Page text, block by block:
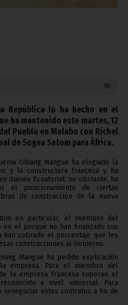
República lo ha hecho en el
ha mantenido este martes, 12
Pueblo en Malabo con Richel
de Sogea Satom para África.
Obiang Mangue ha elogiado la
y la constructora francesa y ha
Guinea Ecuatorial; no obstante, ha
el posicionamiento de ciertas
de construcción de la nueva
en particular, el miembro del
en el porqué no han finalizado sus
han cobrado el porcentaje que les
construcciones al Gobierno.
Mangue ha pedido explicación
empresa. Para el miembro del
la empresa francesa superan el
a nivel universal. Para
renegociar estos contratos a fin de